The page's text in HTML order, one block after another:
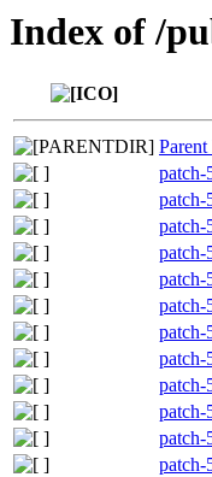
Index of /
patch-
patch-
patch-
patch-
patch-
patch-
patch-
patch-
patch-
patch-
patch-
patch-